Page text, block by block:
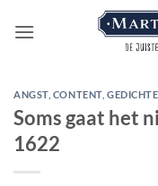
naar
ANGST, CONTENT,
Soms gaat het
1622